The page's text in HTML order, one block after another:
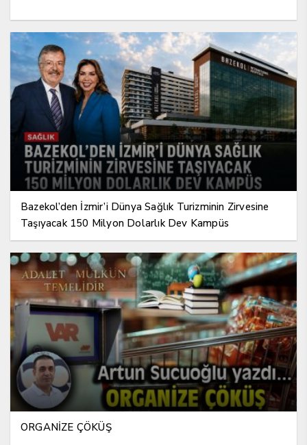
Bazekol’den İzmir’i Dünya Sağlık Turizminin Zirvesine
Taşıyacak 150 Milyon Dolarlık Dev Kampüs
ORGANİZE ÇÖKÜŞ